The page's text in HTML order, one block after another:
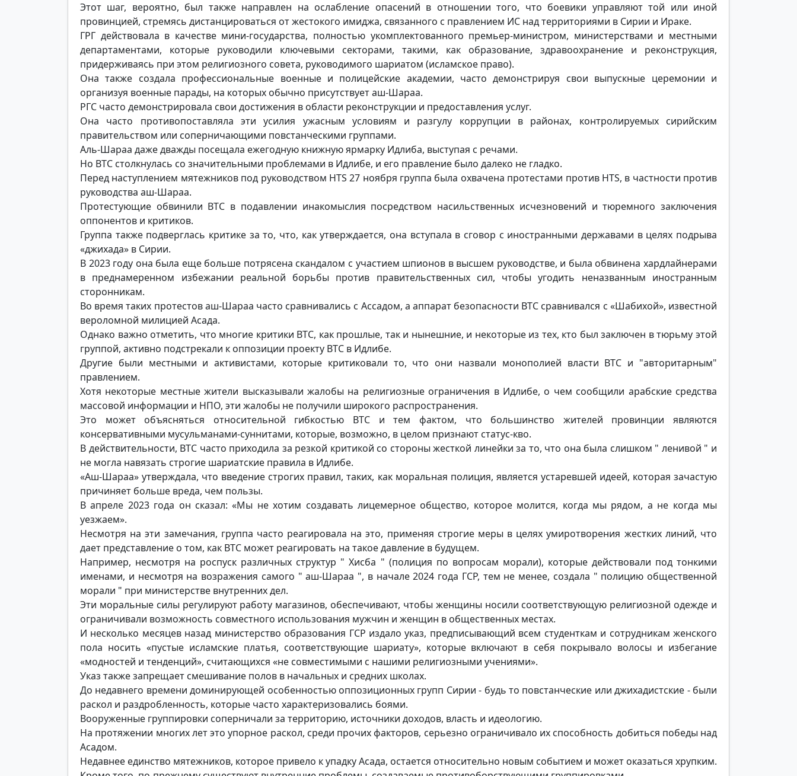
Этот шаг, вероятно, был также направлен на ослабление опасений в отношении того, что боевики управляют той или иной
провинцией, стремясь дистанцироваться от жестокого имиджа, связанного с правлением ИС над территориями в Сирии и Ираке.
ГРГ действовала в качестве мини-государства, полностью укомплектованного премьер-министром, министерствами и местными
департаментами, которые руководили ключевыми секторами, такими, как образование, здравоохранение и реконструкция,
придерживаясь при этом религиозного совета, руководимого шариатом (исламское право).
Она также создала профессиональные военные и полицейские академии, часто демонстрируя свои выпускные церемонии и
организуя военные парады, на которых обычно присутствует аш-Шараа.
РГС часто демонстрировала свои достижения в области реконструкции и предоставления услуг.
Она часто противопоставляла эти усилия ужасным условиям и разгулу коррупции в районах, контролируемых сирийским
правительством или соперничающими повстанческими группами.
Аль-Шараа даже дважды посещала ежегодную книжную ярмарку Идлиба, выступая с речами.
Но ВТС столкнулась со значительными проблемами в Идлибе, и его правление было далеко не гладко.
Перед наступлением мятежников под руководством HTS 27 ноября группа была охвачена протестами против HTS, в частности против
руководства аш-Шараа.
Протестующие обвинили ВТС в подавлении инакомыслия посредством насильственных исчезновений и тюремного заключения
оппонентов и критиков.
Группа также подверглась критике за то, что, как утверждается, она вступала в сговор с иностранными державами в целях подрыва
«джихада» в Сирии.
В 2023 году она была еще больше потрясена скандалом с участием шпионов в высшем руководстве, и была обвинена хардлайнерами
в преднамеренном избежании реальной борьбы против правительственных сил, чтобы угодить неназванным иностранным
сторонникам.
Во время таких протестов аш-Шараа часто сравнивались с Ассадом, а аппарат безопасности ВТС сравнивался с «Шабихой», известной
вероломной милицией Асада.
Однако важно отметить, что многие критики ВТС, как прошлые, так и нынешние, и некоторые из тех, кто был заключен в тюрьму этой
группой, активно подстрекали к оппозиции проекту ВТС в Идлибе.
Другие были местными и активистами, которые критиковали то, что они назвали монополией власти ВТС и "авторитарным"
правлением.
Хотя некоторые местные жители высказывали жалобы на религиозные ограничения в Идлибе, о чем сообщили арабские средства
массовой информации и НПО, эти жалобы не получили широкого распространения.
Это может объясняться относительной гибкостью ВТС и тем фактом, что большинство жителей провинции являются
консервативными мусульманами-суннитами, которые, возможно, в целом признают статус-кво.
В действительности, ВТС часто приходила за резкой критикой со стороны жесткой линейки за то, что она была слишком " ленивой " и
не могла навязать строгие шариатские правила в Идлибе.
«Аш-Шараа» утверждала, что введение строгих правил, таких, как моральная полиция, является устаревшей идеей, которая зачастую
причиняет больше вреда, чем пользы.
В апреле 2023 года он сказал: «Мы не хотим создавать лицемерное общество, которое молится, когда мы рядом, а не когда мы
уезжаем».
Несмотря на эти замечания, группа часто реагировала на это, применяя строгие меры в целях умиротворения жестких линий, что
дает представление о том, как ВТС может реагировать на такое давление в будущем.
Например, несмотря на роспуск различных структур " Хисба " (полиция по вопросам морали), которые действовали под тонкими
именами, и несмотря на возражения самого " аш-Шараа ", в начале 2024 года ГСР, тем не менее, создала " полицию общественной
морали " при министерстве внутренних дел.
Эти моральные силы регулируют работу магазинов, обеспечивают, чтобы женщины носили соответствующую религиозной одежде и
ограничивали возможность совместного использования мужчин и женщин в общественных местах.
И несколько месяцев назад министерство образования ГСР издало указ, предписывающий всем студенткам и сотрудникам женского
пола носить «пустые исламские платья, соответствующие шариату», которые включают в себя покрывало волосы и избегание
«модностей и тенденций», считающихся «не совместимыми с нашими религиозными учениями».
Указ также запрещает смешивание полов в начальных и средних школах.
До недавнего времени доминирующей особенностью оппозиционных групп Сирии - будь то повстанческие или джихадистские - были
раскол и раздробленность, которые часто характеризовались боями.
Вооруженные группировки соперничали за территорию, источники доходов, власть и идеологию.
На протяжении многих лет это упорное раскол, среди прочих факторов, серьезно ограничивало их способность добиться победы над
Асадом.
Недавнее единство мятежников, которое привело к упадку Асада, остается относительно новым событием и может оказаться хрупким.